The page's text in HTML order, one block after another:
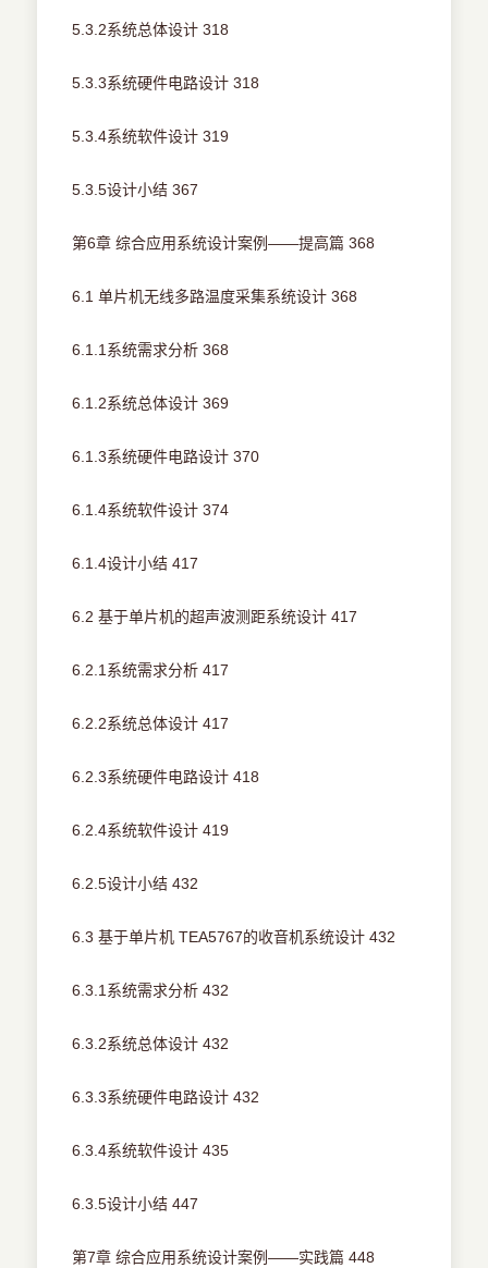
5.3.2系统总体设计 318
5.3.3系统硬件电路设计 318
5.3.4系统软件设计 319
5.3.5设计小结 367
第6章 综合应用系统设计案例——提高篇 368
6.1 单片机无线多路温度采集系统设计 368
6.1.1系统需求分析 368
6.1.2系统总体设计 369
6.1.3系统硬件电路设计 370
6.1.4系统软件设计 374
6.1.4设计小结 417
6.2 基于单片机的超声波测距系统设计 417
6.2.1系统需求分析 417
6.2.2系统总体设计 417
6.2.3系统硬件电路设计 418
6.2.4系统软件设计 419
6.2.5设计小结 432
6.3 基于单片机 TEA5767的收音机系统设计 432
6.3.1系统需求分析 432
6.3.2系统总体设计 432
6.3.3系统硬件电路设计 432
6.3.4系统软件设计 435
6.3.5设计小结 447
第7章 综合应用系统设计案例——实践篇 448